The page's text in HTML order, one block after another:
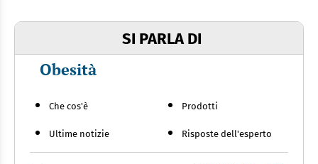
SI PARLA DI
Obesità
Che cos'è
Ultime notizie
Prodotti
Risposte dell'esperto